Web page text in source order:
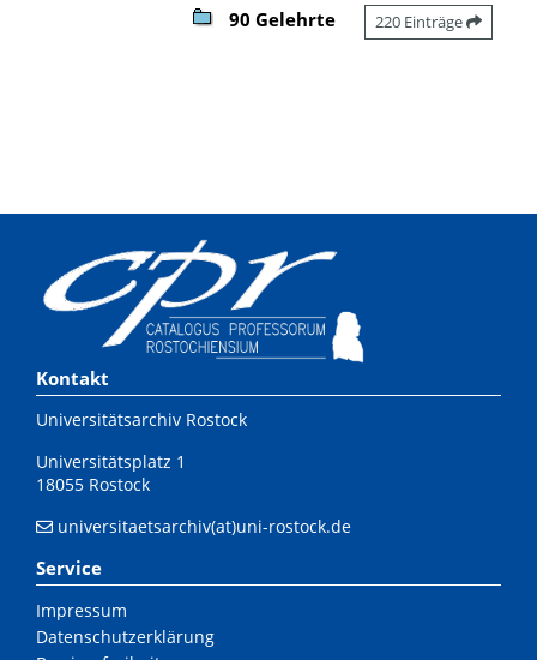
90 Gelehrte 220 Einträge
Kontakt
Universitätsarchiv Rostock
Universitätsplatz 1
18055 Rostock
universitaetsarchiv(at)uni-rostock.de
Service
Impressum
Datenschutzerklärung